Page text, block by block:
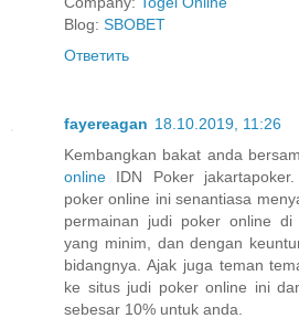
Blog: SBOBET
Ответить
fayereagan 18.10.2019, 11:26
Kembangkan bakat anda
online IDN Poker
poker online ini senantiasa
permainan judi poker online
yang minim, dan dengan
bidangnya. Ajak juga teman
ke situs judi poker online ini
sebesar 10% untuk anda.